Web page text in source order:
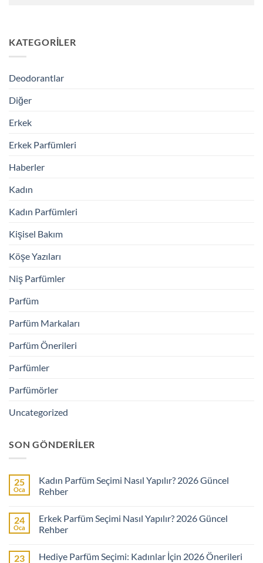
KATEGORILER
Deodorantlar
Diğer
Erkek
Erkek Parfümleri
Haberler
Kadın
Kadın Parfümleri
Kişisel Bakım
Köşe Yazıları
Niş Parfümler
Parfüm
Parfüm Markaları
Parfüm Önerileri
Parfümler
Parfümörler
Uncategorized
SON GÖNDERILER
25
Oca
Kadın Parfüm Seçimi Nasıl Yapılır? 2026 Güncel
Rehber
Kadın
Parfüm
Seçimi
2026
24
Oca
Erkek Parfüm Seçimi Nasıl Yapılır? 2026 Güncel
Rehber
Erkek
23 Hediye Parfüm Seçimi: Kadınlar İçin 2026 Önerileri